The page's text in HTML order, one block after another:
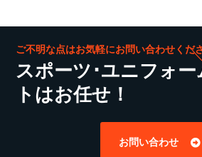
ご不明な点はお気軽にお問い合わせくださ
スポーツ･ユニフォ
トはお任せ！
お問い合わせ